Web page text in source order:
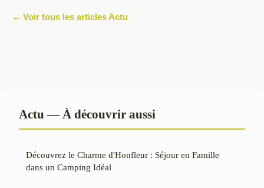
← Voir tous les articles Actu
Actu — À découvrir aussi
Découvrez le Charme d'Honfleur : Séjour en Famille
dans un Camping Idéal